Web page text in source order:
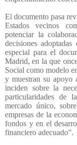
El documento pasa
Estados vecinos
potenciar la
decisiones
especial para el
Madrid, en la que
Social como modelo
y muestran su apoyo
inciden sobre la
particularidades de
mercado único,
empresas de la
fondos y en el
financiero adecuado”.